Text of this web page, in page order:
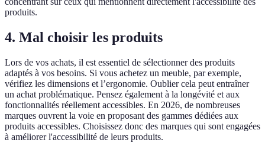
produits.
4. Mal choisir les produits
Lors de vos achats, il est essentiel de sélectionner des produits
adaptés à vos besoins. Si vous achetez un meuble, par exemple,
vérifiez les dimensions et l’ergonomie. Oublier cela peut entraîner
un achat problématique. Pensez également à la longévité et aux
fonctionnalités réellement accessibles. En 2026, de nombreuses
marques ouvrent la voie en proposant des gammes dédiées aux
produits accessibles. Choisissez donc des marques qui sont engagées
à améliorer l'accessibilité de leurs produits.